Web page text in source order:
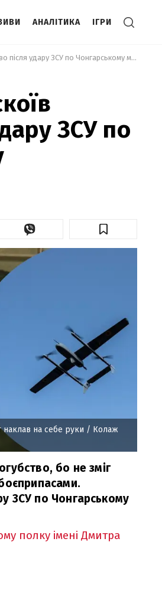
АНАЛІТИКА ІГРИ
Російський комбат скоїв самогубство після удару ЗСУ по Чонгарському мосту
ЗСУ по
наклав на себе руки / Колаж
бо не зміг
ЗСУ по Чонгарському
полку імені Дмитра